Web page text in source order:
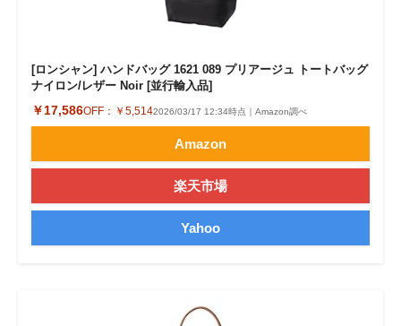
[ロンシャン] ハンドバッグ 1621 089 プリアージュ トートバッグ
ナイロン/レザー Noir [並行輸入品]
￥17,586OFF： ￥5,5142026/03/17 12:34時点｜Amazon調べ
Amazon
楽天市場
Yahoo